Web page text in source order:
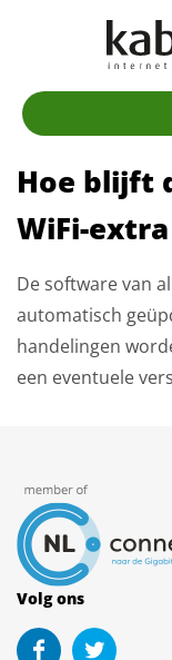
Hoe blijft
WiFi-
De software van
automatisch
handelingen
een eventuele
Volg ons